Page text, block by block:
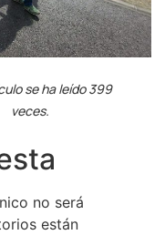
se ha leído 399
veces.
no será
están